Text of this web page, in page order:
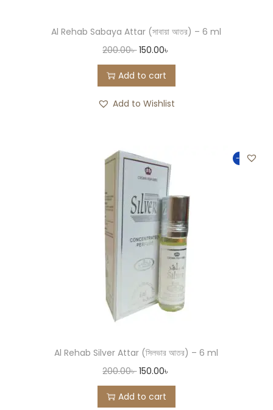
Al Rehab Sabaya Attar (সাবায়া আতর) – 6 ml
200.00৳ 150.00৳
Add to cart
Add to Wishlist
-25%
Al Rehab Silver Attar (সিলভার আতর) – 6 ml
200.00৳ 150.00৳
Add to cart